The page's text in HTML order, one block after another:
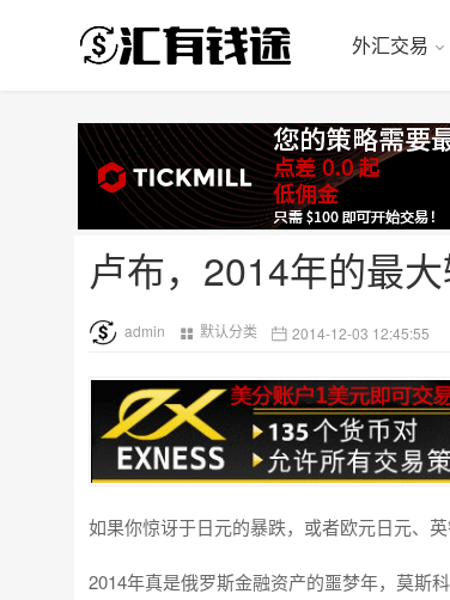
外汇交易
卢布，2014年的最
admin 默认分类 2014-12-03 12:45:55
如果你惊讶于日元的暴跌，或者欧元日元、
2014年真是俄罗斯金融资产的噩梦年，莫斯